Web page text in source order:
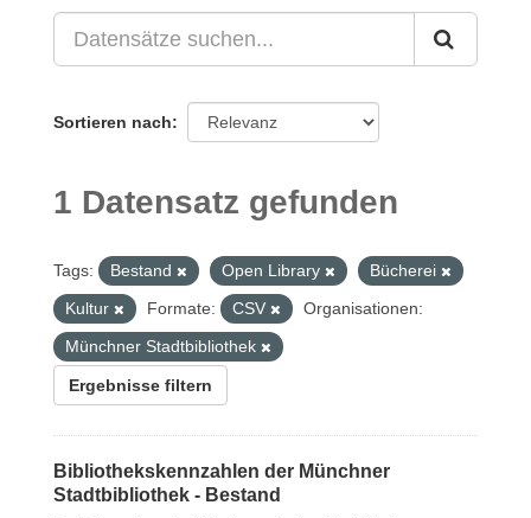
Sortieren nach
1 Datensatz gefunden
Tags: Bestand Open Library
Bücherei
Kultur
Formate: CSV
Organisationen:
Münchner Stadtbibliothek
Ergebnisse filtern
Bibliothekskennzahlen der Münchner
Stadtbibliothek - Bestand